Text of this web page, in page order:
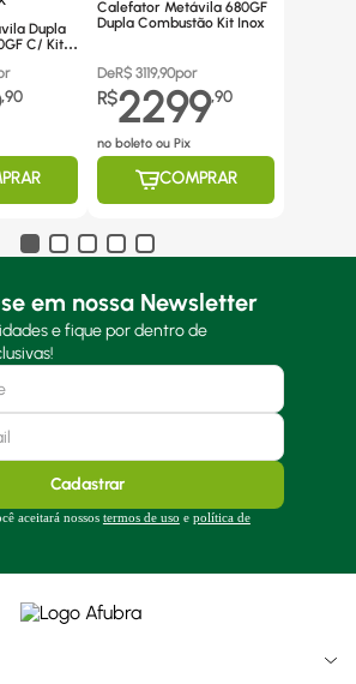
C/ Kit
,90
Calefator Metávila 680GF
Dupla Combustão Kit Inox
DeR$ 3119,90por
R$2299,90
no boleto ou Pix
COMPRAR
em nossa Newsletter
e fique por dentro de
Cadastrar
aceitará nossos termos de uso e política de